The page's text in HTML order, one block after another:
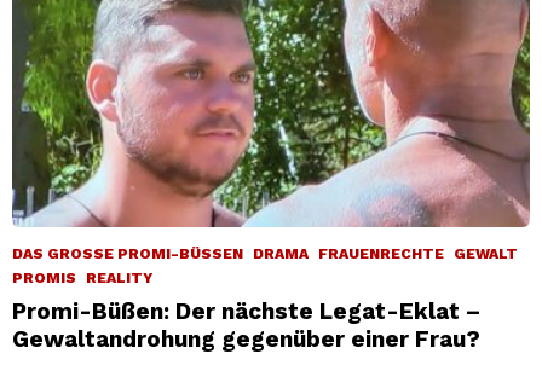
DAS GROSSE PROMI-BÜSSEN DRAMA FRAUENRECHTE
GEWALT
PROMIS
REALITY
Promi-Büßen: Der nächste Legat-Eklat –
Gewaltandrohung gegenüber einer Frau?